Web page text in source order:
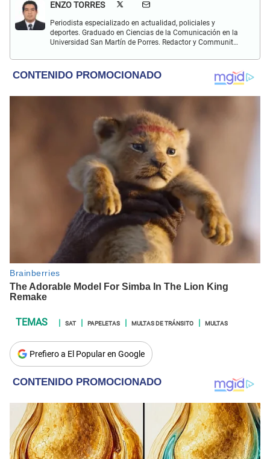
ENZO TORRES
Periodista especializado en actualidad, policiales y
deportes. Graduado en Ciencias de la Comunicación en la
Universidad San Martín de Porres. Redactor y Communit
con política, fútbol peruano e internacional, economía,
coyuntura nacional y mundial.
SAT PAPELETAS MULTAS DE TRÁNSITO MULTAS
Prefiero a El Popular en Google